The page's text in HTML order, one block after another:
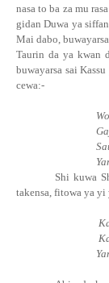
nasa to ba za mu
gidan Duwa ya
Mai dabo,
Taurin da ya kwan
buwayarsa sai
cewa:-
Shi kuwa
takensa, fitowa ya yi